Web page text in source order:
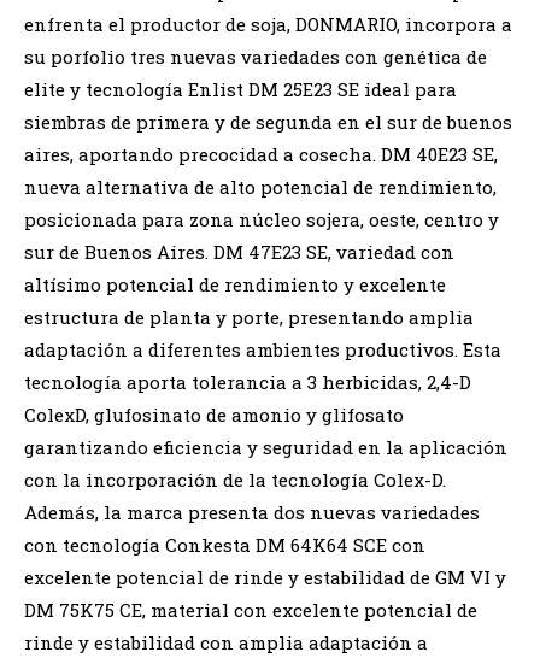
enfrenta el productor de soja, DONMARIO, incorpora a
su porfolio tres nuevas variedades con genética de
elite y tecnología Enlist DM 25E23 SE ideal para
siembras de primera y de segunda en el sur de buenos
aires, aportando precocidad a cosecha. DM 40E23 SE,
nueva alternativa de alto potencial de rendimiento,
posicionada para zona núcleo sojera, oeste, centro y
sur de Buenos Aires. DM 47E23 SE, variedad con
altísimo potencial de rendimiento y excelente
estructura de planta y porte, presentando amplia
adaptación a diferentes ambientes productivos. Esta
tecnología aporta tolerancia a 3 herbicidas, 2,4-D
ColexD, glufosinato de amonio y glifosato
garantizando eficiencia y seguridad en la aplicación
con la incorporación de la tecnología Colex-D.
Además, la marca presenta dos nuevas variedades
con tecnología Conkesta DM 64K64 SCE con
excelente potencial de rinde y estabilidad de GM VI y
DM 75K75 CE, material con excelente potencial de
rinde y estabilidad con amplia adaptación a